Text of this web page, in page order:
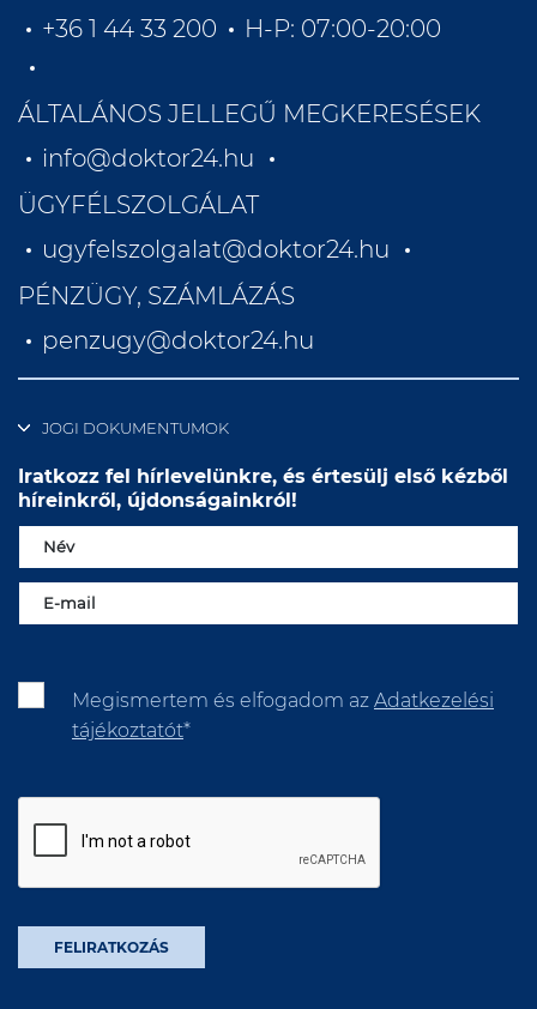
+36 1 44 33 200
H-P: 07:00-20:00
ÁLTALÁNOS JELLEGŰ MEGKERESÉSEK
info@doktor24.hu
ÜGYFÉLSZOLGÁLAT
ugyfelszolgalat@doktor24.hu
PÉNZÜGY, SZÁMLÁZÁS
penzugy@doktor24.hu
JOGI DOKUMENTUMOK
Iratkozz fel hírlevelünkre, és értesülj első kézből
híreinkről, újdonságainkról!
Megismertem és elfogadom az Adatkezelési
tájékoztatót*